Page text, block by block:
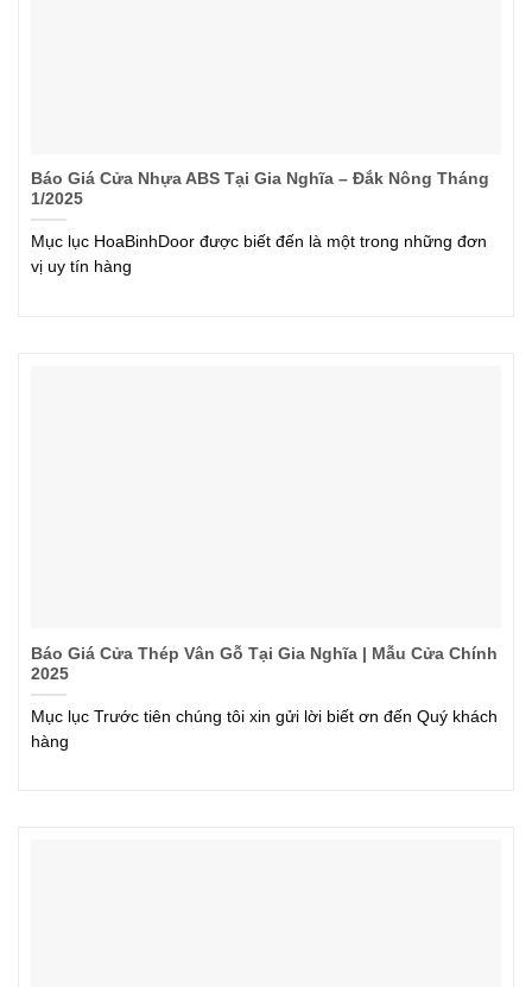
Báo Giá Cửa Nhựa ABS Tại Gia Nghĩa – Đắk Nông Tháng
1/2025
Mục lục HoaBinhDoor được biết đến là một trong những đơn
vị uy tín hàng
Báo Giá Cửa Thép Vân Gỗ Tại Gia Nghĩa | Mẫu Cửa Chính
2025
Mục lục Trước tiên chúng tôi xin gửi lời biết ơn đến Quý khách
hàng